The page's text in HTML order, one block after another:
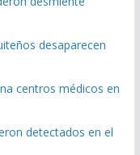
desaparecen
centros médicos en
detectados en el